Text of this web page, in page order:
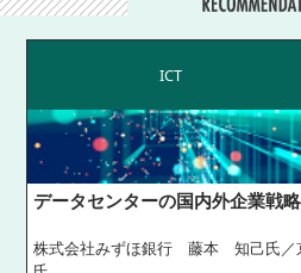
ICT
データセンターの国内外企業戦
株式会社みずほ銀行 藤本 知己氏